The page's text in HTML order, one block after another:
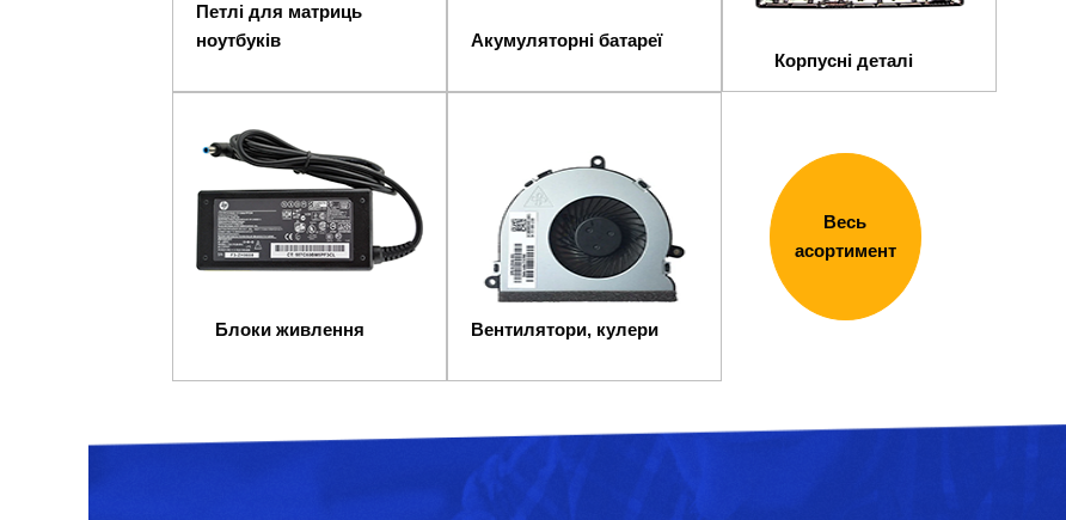
Петлі для матриць
ноутбуків
Акумуляторні батареї
Корпусні деталі
Блоки живлення Вентилятори, кулери
Весь
асортимент